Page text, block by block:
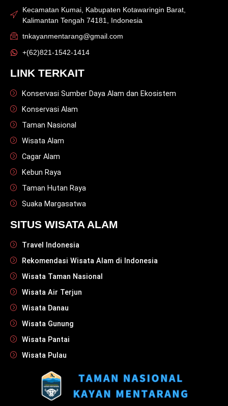
Kecamatan Kumai, Kabupaten Kotawaringin Barat,
Kalimantan Tengah 74181, Indonesia
tnkayanmentarang@gmail.com
+(62)821-1542-1414
LINK TERKAIT
Konservasi Sumber Daya Alam dan Ekosistem
Konservasi Alam
Taman Nasional
Wisata Alam
Cagar Alam
Kebun Raya
Taman Hutan Raya
Suaka Margasatwa
SITUS WISATA ALAM
Travel Indonesia
Rekomendasi Wisata Alam di Indonesia
Wisata Taman Nasional
Wisata Air Terjun
Wisata Danau
Wisata Gunung
Wisata Pantai
Wisata Pulau